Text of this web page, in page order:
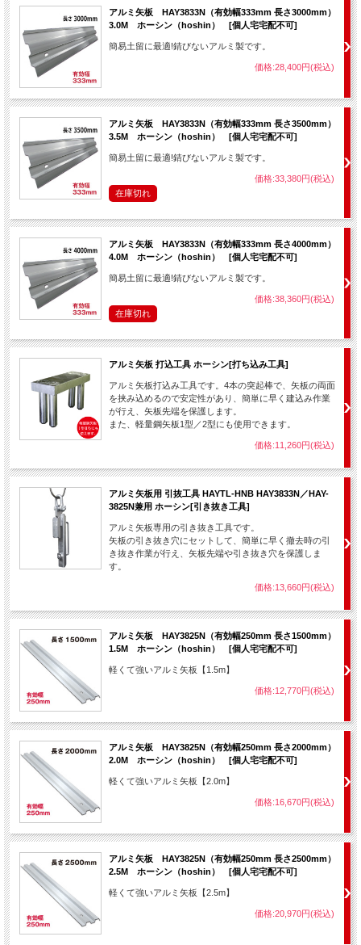
アルミ矢板 HAY3833N（有効幅333mm 長さ3000mm）
3.0M ホーシン（hoshin） [個人宅宅配不可]
簡易土留に最適!錆びないアルミ製です。
価格:28,400円(税込)
アルミ矢板 HAY3833N（有効幅333mm 長さ3500mm）
3.5M ホーシン（hoshin） [個人宅宅配不可]
簡易土留に最適!錆びないアルミ製です。
価格:33,380円(税込)
在庫切れ
アルミ矢板 HAY3833N（有効幅333mm 長さ4000mm）
4.0M ホーシン（hoshin） [個人宅宅配不可]
簡易土留に最適!錆びないアルミ製です。
価格:38,360円(税込)
在庫切れ
アルミ矢板 打込工具 ホーシン[打ち込み工具]
アルミ矢板打込み工具です。4本の突起棒で、矢板の両面
を挟み込めるので安定性があり、簡単に早く建込み作業
が行え、矢板先端を保護します。
また、軽量鋼矢板1型／2型にも使用できます。
価格:11,260円(税込)
アルミ矢板用 引抜工具 HAYTL-HNB HAY3833N／HAY-
3825N兼用 ホーシン[引き抜き工具]
アルミ矢板専用の引き抜き工具です。
矢板の引き抜き穴にセットして、簡単に早く撤去時の引
き抜き作業が行え、矢板先端や引き抜き穴を保護しま
す。
価格:13,660円(税込)
アルミ矢板 HAY3825N（有効幅250mm 長さ1500mm）
1.5M ホーシン（hoshin） [個人宅宅配不可]
軽くて強いアルミ矢板【1.5m】
価格:12,770円(税込)
アルミ矢板 HAY3825N（有効幅250mm 長さ2000mm）
2.0M ホーシン（hoshin） [個人宅宅配不可]
軽くて強いアルミ矢板【2.0m】
価格:16,670円(税込)
アルミ矢板 HAY3825N（有効幅250mm 長さ2500mm）
2.5M ホーシン（hoshin） [個人宅宅配不可]
軽くて強いアルミ矢板【2.5m】
価格:20,970円(税込)